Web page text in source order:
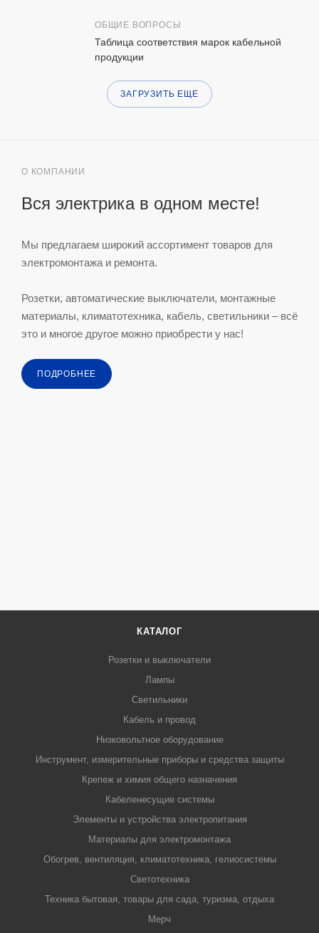
ОБЩИЕ ВОПРОСЫ
Таблица соответствия марок кабельной
продукции
ЗАГРУЗИТЬ ЕЩЕ
О КОМПАНИИ
Вся электрика в одном месте!
Мы предлагаем широкий ассортимент товаров для
электромонтажа и ремонта.
Розетки, автоматические выключатели, монтажные
материалы, климатотехника, кабель, светильники – всё
это и многое другое можно приобрести у нас!
ПОДРОБНЕЕ
КАТАЛОГ
Розетки и выключатели
Лампы
Светильники
Кабель и провод
Низковольтное оборудование
Инструмент, измерительные приборы и средства защиты
Крепеж и химия общего назначения
Кабеленесущие системы
Элементы и устройства электропитания
Материалы для электромонтажа
Обогрев, вентиляция, климатотехника, гелиосистемы
Светотехника
Техника бытовая, товары для сада, туризма, отдыха
Мерч